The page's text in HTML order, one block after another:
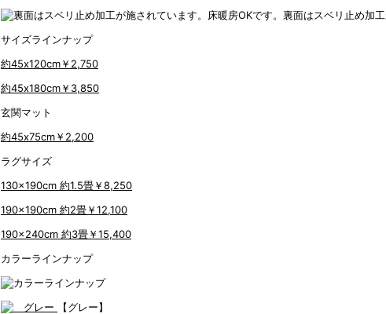
裏面はスベリ止め加
サイズラインナップ
約45x120cm￥2,750
約45x180cm￥3,850
玄関マット
約45x75cm￥2,200
ラグサイズ
130x190cm 約1.5畳￥8,250
190x190cm 約2畳￥12,100
190x240cm 約3畳￥15,400
カラーラインナップ
【グレー】